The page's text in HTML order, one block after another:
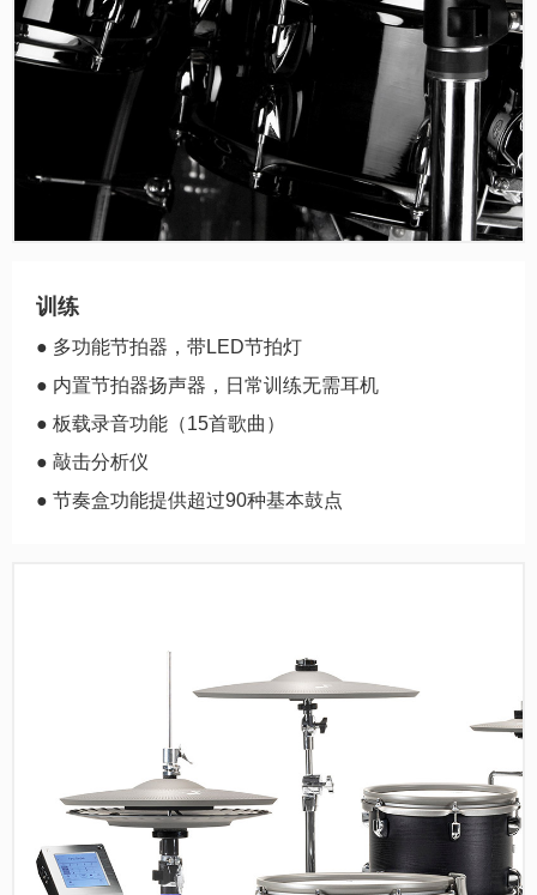
训练
● 多功能节拍器，带LED节拍灯
● 内置节拍器扬声器，日常训练无需耳机
● 板载录音功能（15首歌曲）
● 敲击分析仪
● 节奏盒功能提供超过90种基本鼓点